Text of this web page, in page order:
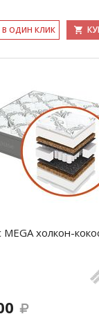
В ОДИН КЛИК
холкон-